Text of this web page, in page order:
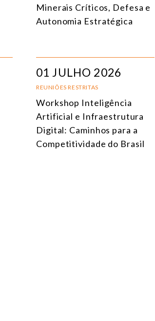
Minerais Críticos, Defesa e
Autonomia Estratégica
01 JULHO 2026
REUNIÕES RESTRITAS
Workshop Inteligência
Artificial e Infraestrutura
Digital: Caminhos para a
Competitividade do Brasil